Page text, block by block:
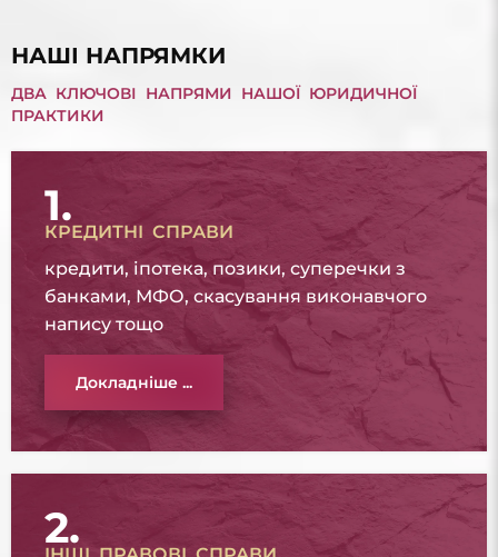
НАШІ НАПРЯМКИ
ДВА КЛЮЧОВІ НАПРЯМИ НАШОЇ ЮРИДИЧНОЇ
ПРАКТИКИ
1.
КРЕДИТНІ СПРАВИ
кредити, іпотека, позики, суперечки з
банками, МФО, скасування виконавчого
напису тощо
Докладніше ...
2.